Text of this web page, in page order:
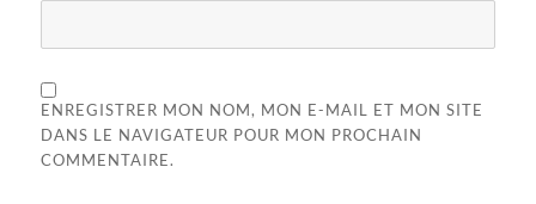
ENREGISTRER MON NOM, MON E-MAIL ET MON SITE
DANS LE NAVIGATEUR POUR MON PROCHAIN
COMMENTAIRE.